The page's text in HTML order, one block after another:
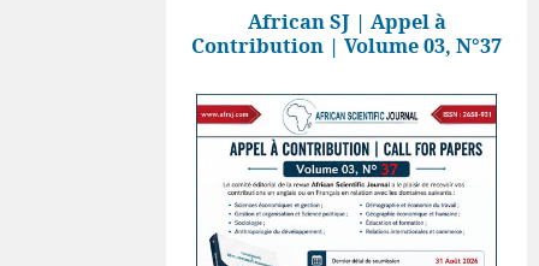
African SJ | Appel à
Contribution | Volume 03, N°37